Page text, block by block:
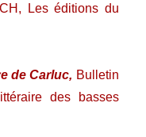
Les éditions du
de Carluc, Bulletin
des basses